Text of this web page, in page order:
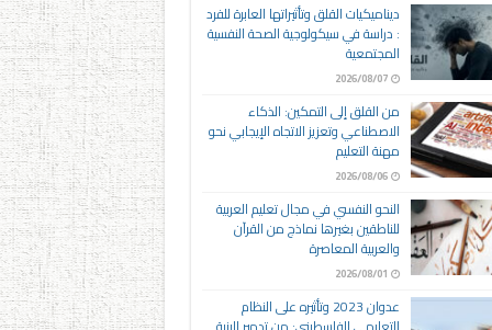
ديناميكيات القلق وتأثيراتها العابرة للفرد
: دراسة في سيكولوجية الصحة النفسية
المجتمعية
2026/08/07
من القلق إلى التمكين: الذكاء
الاصطناعي وتعزيز الاتجاه الإيجابي نحو
مهنة التعليم
2026/08/06
النحو النفسي في مجال تعليم العربية
للناطقين بغيرها نماذج من القرآن
والعربية المعاصرة
2026/08/01
عدوان 2023 وتأثيره على النظام